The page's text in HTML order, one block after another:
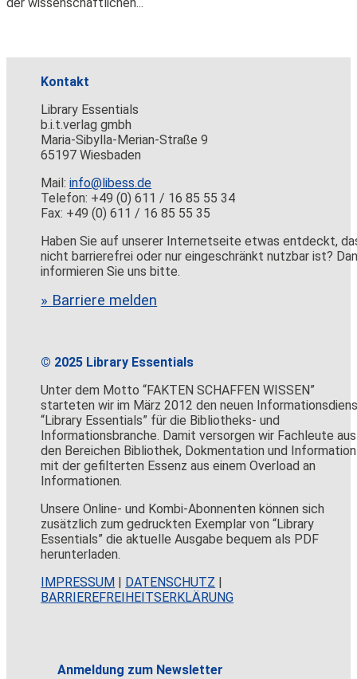
Kontakt
Library Essentials
b.i.t.verlag gmbh
Maria-Sibylla-Merian-Straße 9
65197 Wiesbaden
Mail:info@libess.de
Telefon: +49 (0) 611 / 16 85 55 34
Fax: +49 (0) 611 / 16 85 55 35
Haben Sie auf unserer Internetseite etwas entdeckt,
nicht barrierefrei oder nur eingeschränkt nutzbar ist?
informieren Sie uns bitte.
» Barriere melden
© 2025 Library Essentials
Unter dem Motto “FAKTEN SCHAFFEN WISSEN”
starteten wir im März 2012 den neuen
“Library Essentials” für die Bibliotheks- und
Informationsbranche. Damit versorgen wir Fachleute aus
den Bereichen Bibliothek, Dokmentation und Information
mit der gefilterten Essenz aus einem Overload an
Informationen.
Unsere Online- und Kombi-Abonnenten können sich
zusätzlich zum gedruckten Exemplar von “Library
Essentials” die aktuelle Ausgabe bequem als PDF
herunterladen.
IMPRESSUM
DATENSCHUTZ
BARRIEREFREIHEITSERKLÄRUNG
Anmeldung zum Newsletter